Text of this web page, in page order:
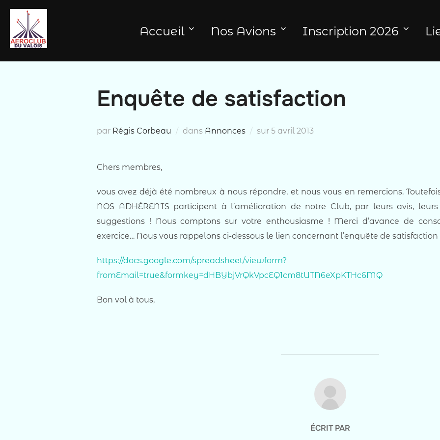
contenu
Accueil Nos Avions Inscription 2026
Enquête de satisfaction
par Régis Corbeau dans Annonces sur Publié
5 avril 2013
Chers membres,
vous avez déjà été nombreux à nous répondre, et nous vous en remercions.
NOS ADHÉRENTS participent à l’amélioration de notre Club, par leurs avis,
suggestions ! Nous comptons sur votre enthousiasme ! Merci d’avance de
exercice… Nous vous rappelons ci-dessous le lien concernant l’enquête de satisfaction
https://docs.google.com/spreadsheet/viewform?
fromEmail=true&formkey=dHBYbjVrQkVpcEQ1cm8tUTN6eXpKTHc6MQ
Bon vol à tous,
AUTEUR DE LA PUBLICATION
ÉCRIT PAR